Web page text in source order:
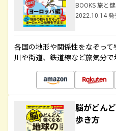
BOOKS 旅と
2022.10.14 発
各国の地形や関係性をなぞって
川や街道、鉄道線など旅気分
脳がどん
歩き方